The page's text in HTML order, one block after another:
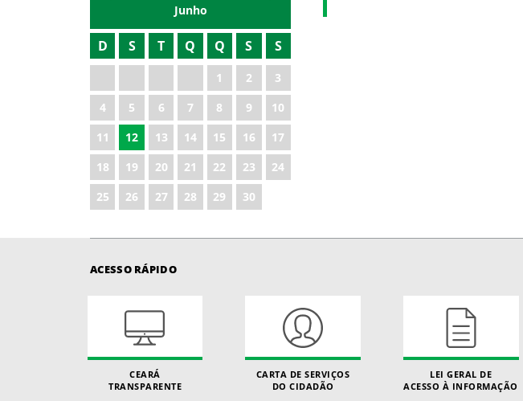
2026
Junho
D S T Q Q S S
1 2
3
4
5 6 7 8 9
10
11
12 13 14 15 16
17
18
19 20 21 22 23
24
25
26 27 28 29 30
ACESSO RÁPIDO
CEARÁ
TRANSPARENTE
CARTA DE SERVIÇOS
DO CIDADÃO
LEI GERAL DE
ACESSO À INFORMAÇÃO